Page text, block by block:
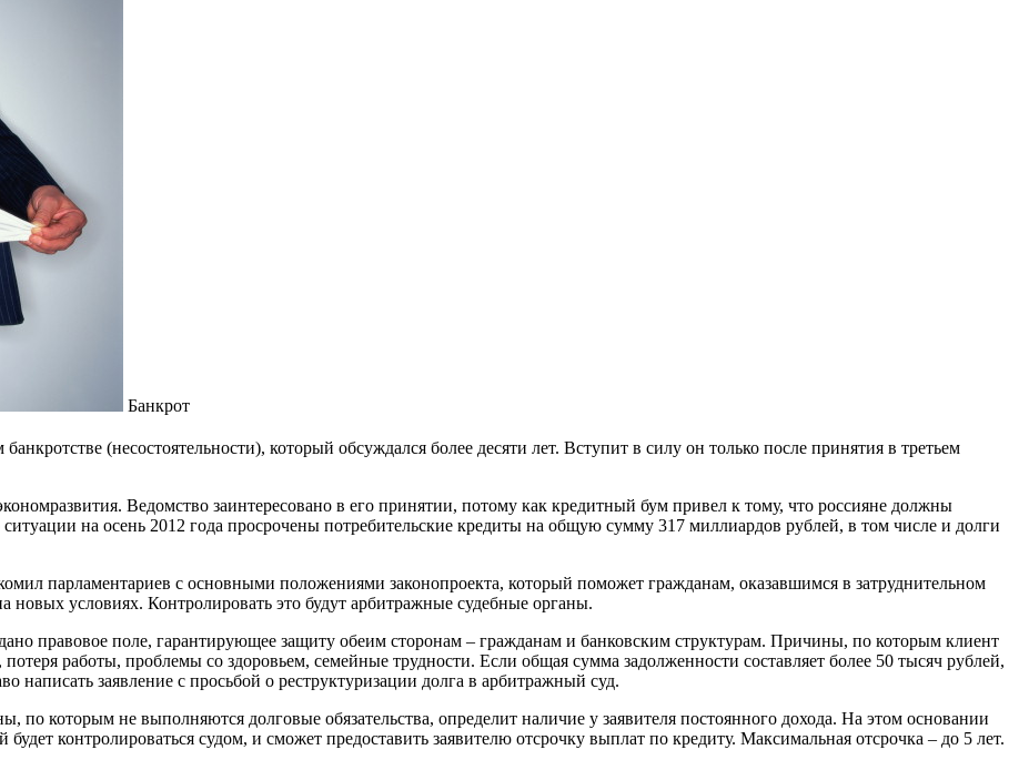
Банкрот
(несостоятельности), который обсуждался более десяти лет. Вступит в силу он только после принятия в третьем
Ведомство заинтересовано в его принятии, потому как кредитный бум привел к тому, что россияне должны
на осень 2012 года просрочены потребительские кредиты на общую сумму 317 миллиардов рублей, в том числе и долги
парламентариев с основными положениями законопроекта, который поможет гражданам, оказавшимся в затруднительном
условиях. Контролировать это будут арбитражные судебные органы.
правовое поле, гарантирующее защиту обеим сторонам – гражданам и банковским структурам. Причины, по которым клиент
работы, проблемы со здоровьем, семейные трудности. Если общая сумма задолженности составляет более 50 тысяч рублей,
написать заявление с просьбой о реструктуризации долга в арбитражный суд.
по которым не выполняются долговые обязательства, определит наличие у заявителя постоянного дохода. На этом основании
контролироваться судом, и сможет предоставить заявителю отсрочку выплат по кредиту. Максимальная отсрочка – до 5 лет.